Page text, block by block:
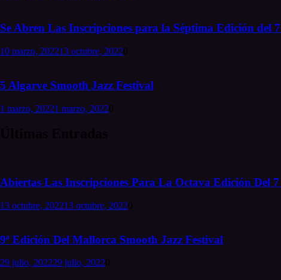
Se Abren Las Inscripciones para la Séptima Edición del
10 marzo, 202213 octubre, 2022
5 Algarve Smooth Jazz Festival
1 marzo, 20221 marzo, 2022
Abiertas Las Inscripciones Para La Octava Edición Del
13 octubre, 202213 octubre, 2022
9ª Edición Del Mallorca Smooth Jazz Festival
29 julio, 202229 julio, 2022